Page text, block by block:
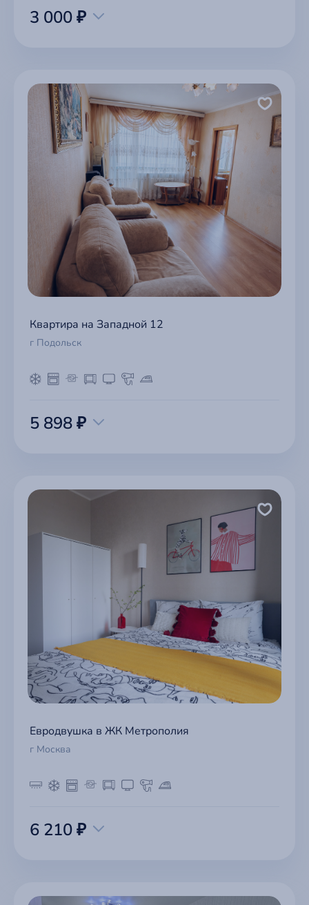
3 000 ₽
Квартира на Западной 12
г Подольск
5 898 ₽
Евродвушка в ЖК Метрополия
г Москва
6 210 ₽